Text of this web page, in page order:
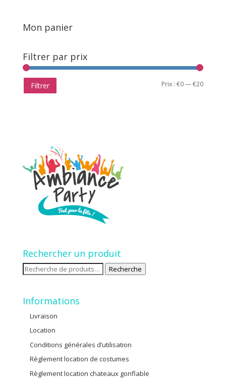
Mon panier
Filtrer par prix
Prix
Prix
Filtrer Prix :€0—€20
Rechercher un produit
Recherche
Recherche
Informations
Livraison
Location
Conditions générales d’utilisation
Règlement location de costumes
Règlement location chateaux gonflable